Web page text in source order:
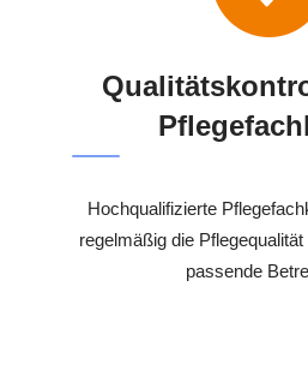
Hochqualifizierte
regelmäßig die
passende